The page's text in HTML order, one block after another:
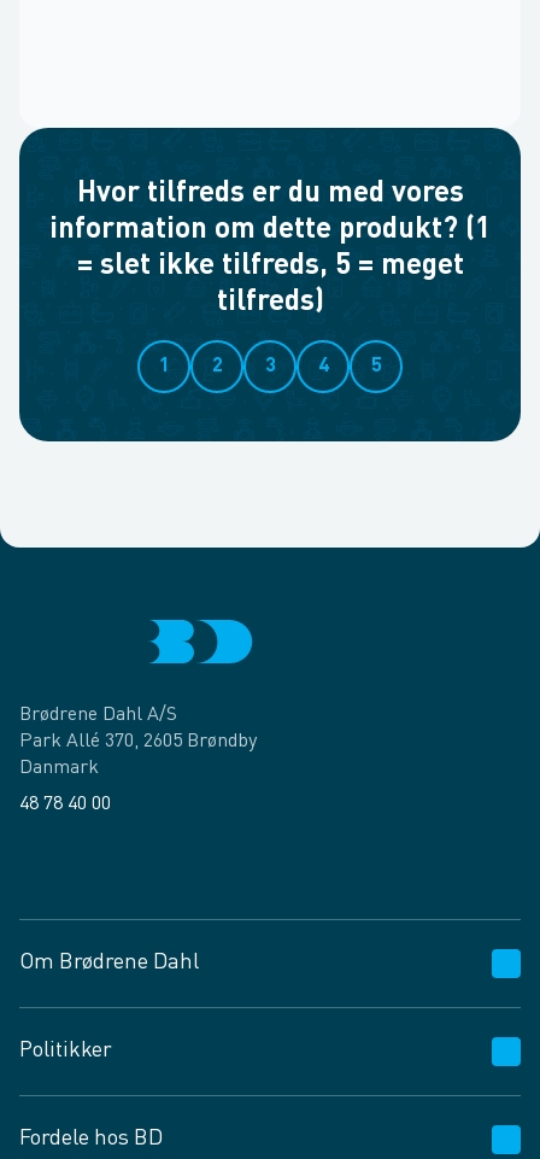
Hvor tilfreds er du med vores
information om dette produkt? (1
= slet ikke tilfreds, 5 = meget
tilfreds)
1 2 3 4 5
Brødrene Dahl A/S
Park Allé 370, 2605 Brøndby
Danmark
48 78 40 00
Om Brødrene Dahl
Vagttelefon 30 10 89 89
Spørgsmål og svar
Job og karriere
Politikker
Privatlivspolitik
Fordele hos BD